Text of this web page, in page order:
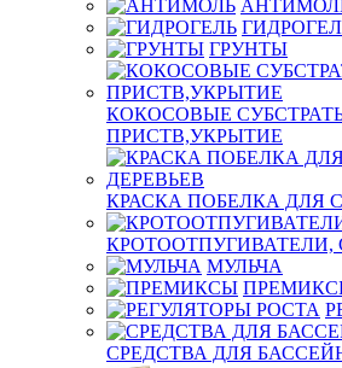
ГРУНТЫ
КОКОСОВЫЕ
ПРИСТВ,УКРЫТИЕ
КРАСКА ПОБЕЛКА ДЛЯ
КРОТООТПУГИВАТЕЛИ,
МУЛЬЧА
СРЕДСТВА ДЛЯ